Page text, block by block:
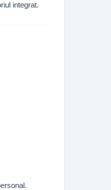
integrat.